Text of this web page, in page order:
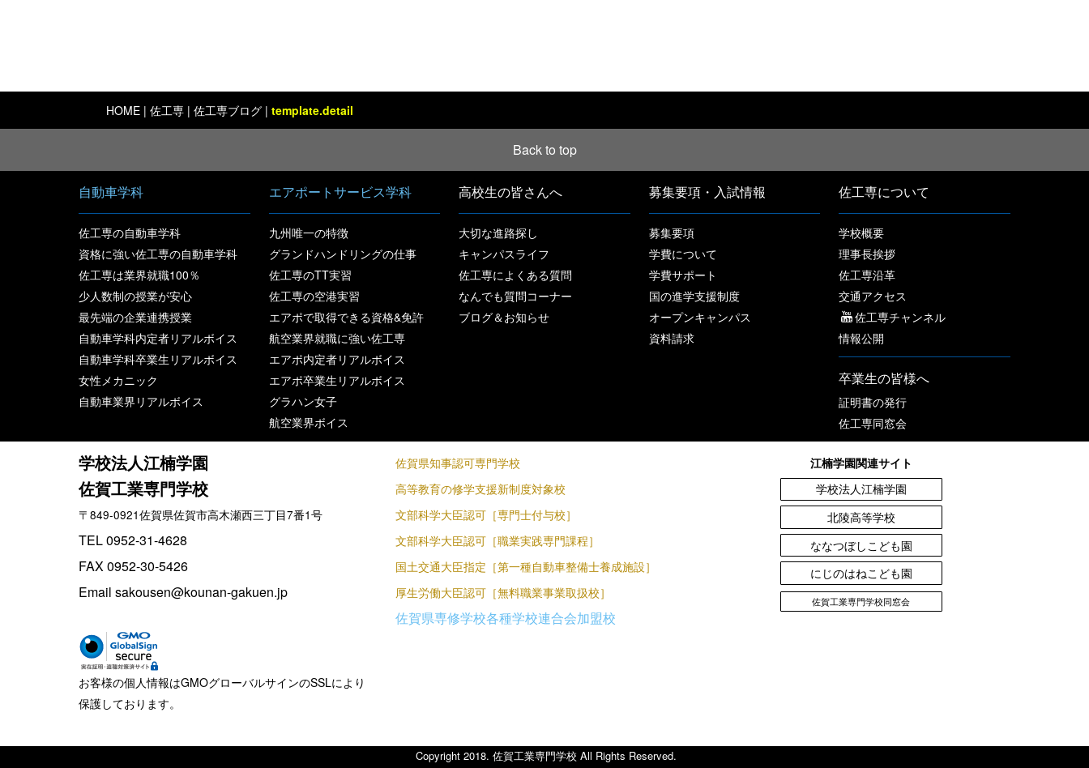
HOME| 佐工専| 佐工専ブログ | template.detail
Back to top
自動車学科
佐工専の自動車学科
資格に強い佐工専の自動車学科
佐工専は業界就職100％
少人数制の授業が安心
最先端の企業連携授業
自動車学科内定者リアルボイス
自動車学科卒業生リアルボイス
女性メカニック
自動車業界リアルボイス
エアポートサービス学科
九州唯一の特徴
グランドハンドリングの仕事
佐工専のTT実習
佐工専の空港実習
エアポで取得できる資格&免許
航空業界就職に強い佐工専
エアポ内定者リアルボイス
エアポ卒業生リアルボイス
グラハン女子
航空業界ボイス
高校生の皆さんへ
大切な進路探し
キャンパスライフ
佐工専によくある質問
なんでも質問コーナー
ブログ＆お知らせ
募集要項・入試情報
募集要項
学費について
学費サポート
国の進学支援制度
オープンキャンパス
資料請求
佐工専について
学校概要
理事長挨拶
佐工専沿革
交通アクセス
佐工専チャンネル
情報公開
卒業生の皆様へ
証明書の発行
佐工専同窓会
学校法人江楠学園
佐賀工業専門学校
〒849-0921佐賀県佐賀市高木瀬西三丁目7番1号
TEL 0952-31-4628
FAX 0952-30-5426
Email sakousen@kounan-gakuen.jp
お客様の個人情報はGMOグローバルサインのSSLにより
保護しております。
佐賀県知事認可専門学校
高等教育の修学支援新制度対象校
文部科学大臣認可［専門士付与校］
文部科学大臣認可［職業実践専門課程］
国土交通大臣指定［第一種自動車整備士養成施設］
厚生労働大臣認可［無料職業事業取扱校］
佐賀県専修学校各種学校連合会加盟校
江楠学園関連サイト
学校法人江楠学園
北陵高等学校
ななつぼしこども園
にじのはねこども園
佐賀工業専門学校同窓会
Copyright 2018. 佐賀工業専門学校 All Rights Reserved.